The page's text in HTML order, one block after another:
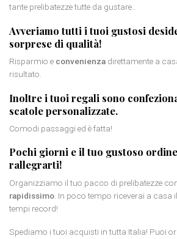
tante prelibatezze tutte da gustare..
Avveriamo tutti i tuoi gustosi
sorprese di qualità!
Risparmio e convenienza direttamente a
risultato.
Inoltre i tuoi regali sono
scatole personalizzate.
Comodi passaggi ed è fatta!
Pochi giorni e il tuo gustoso
rallegrarti!
Organizziamo il tuo pacco di prelibatezze
rapidissimo . In poco tempo riceverai a casa
tempi record!
Spediamo i tuoi acquisti in tutta Italia! Puoi